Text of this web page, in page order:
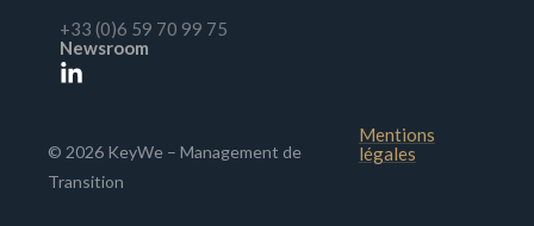
+33 (0)6 59 70 99 75
Newsroom
© 2026 KeyWe – Management de
Transition
Mentions
légales